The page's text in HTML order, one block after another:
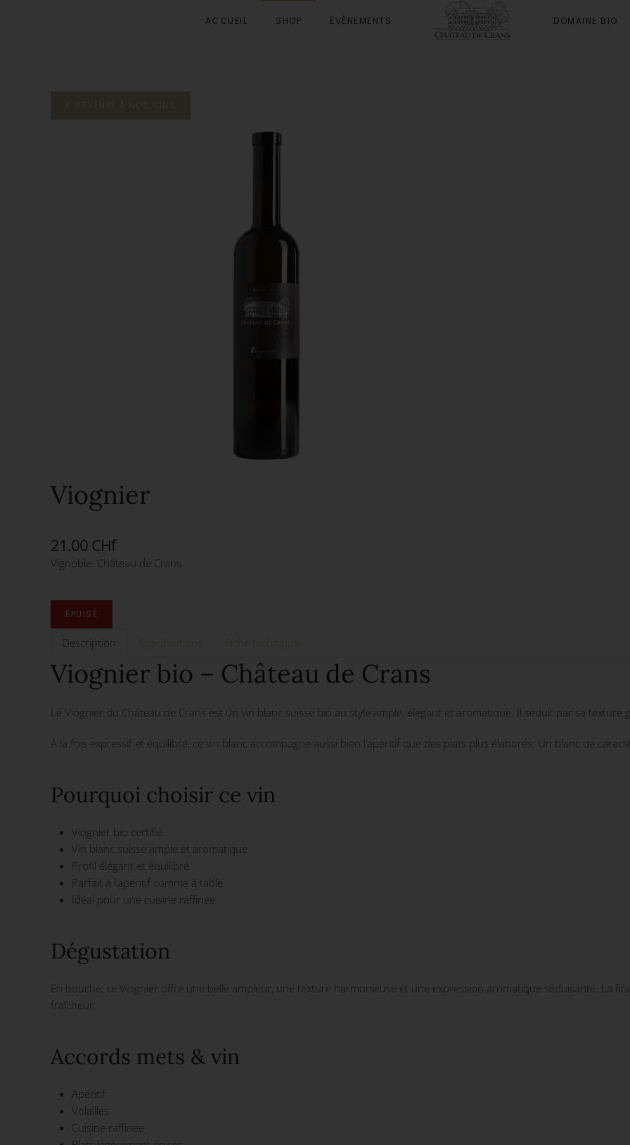
ACCUEIL SHOP ÉVÈNEMENTS DOMAINE BIO
Viognier
21.00 CHf
Vignoble: Château de Crans
Description
Viognier bio – Château de Crans
Le Viognier du Château de Crans est un vin blanc suisse bio au style ample, élégant et aromatique. Il séduit par sa
À la fois expressif et équilibré, ce vin blanc accompagne aussi bien l’apéritif que des plats plus élaborés. Un blanc de
Pourquoi choisir ce vin
Viognier bio certifié
Vin blanc suisse ample et aromatique
Profil élégant et équilibré
Parfait à l’apéritif comme à table
Idéal pour une cuisine raffinée
Dégustation
En bouche, ce Viognier offre une belle ampleur, une texture harmonieuse et une expression aromatique séduisante. La
fraîcheur.
Accords mets & vin
Apéritif
Volailles
Cuisine raffinée